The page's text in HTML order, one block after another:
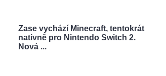
Zase vychází Minecraft, tentokrát
nativně pro Nintendo Switch 2.
Nová ...